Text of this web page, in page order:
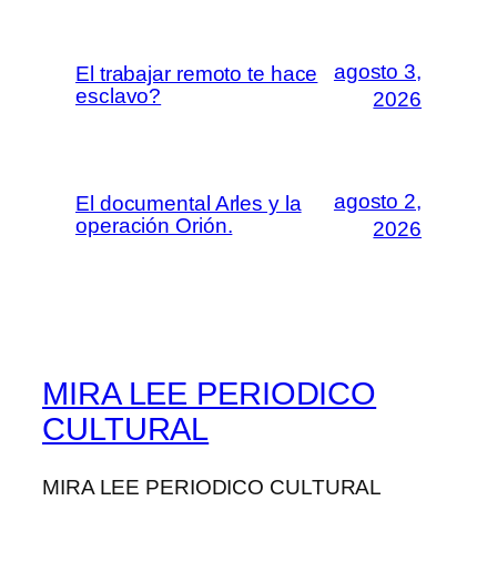
El trabajar remoto te hace
esclavo?
agosto 3,
2026
El documental Arles y la
operación Orión.
agosto 2,
2026
MIRA LEE PERIODICO
CULTURAL
MIRA LEE PERIODICO CULTURAL